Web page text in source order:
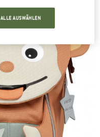
ALLE AUSWÄHLEN